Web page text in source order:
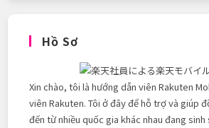
Hồ Sơ
Xin chào, tôi là hướng dẫn viên Rakuten
viên Rakuten. Tôi ở đây để hỗ trợ và giúp
đến từ nhiều quốc gia khác nhau đang